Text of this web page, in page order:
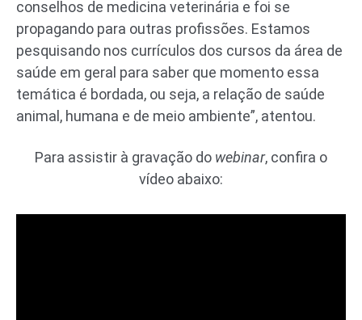
conselhos de medicina veterinária e foi se
propagando para outras profissões. Estamos
pesquisando nos currículos dos cursos da área de
saúde em geral para saber que momento essa
temática é bordada, ou seja, a relação de saúde
animal, humana e de meio ambiente”, atentou.
Para assistir à gravação do webinar, confira o
vídeo abaixo: